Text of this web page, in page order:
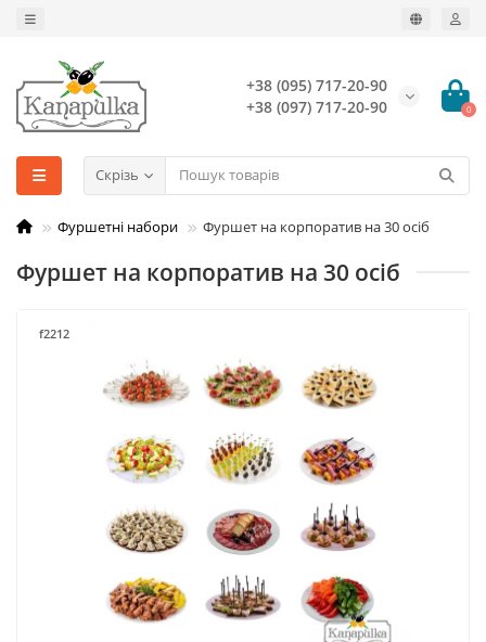
+38 (095) 717-20-90
+38 (097) 717-20-90
0
Скрізь
Фуршетні набори Фуршет на корпоратив на 30 осіб
Фуршет на корпоратив на 30 осіб
f2212